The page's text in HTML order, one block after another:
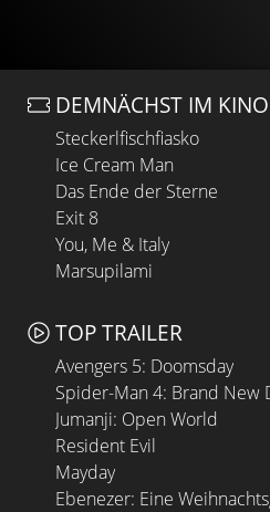
DEMNÄCHST IM KINO
Steckerlfischfiasko
Ice Cream Man
Das Ende der Sterne
Exit 8
You, Me & Italy
Marsupilami
TOP TRAILER
Avengers 5: Doomsday
Spider-Man 4: Brand New
Jumanji: Open World
Resident Evil
Mayday
Ebenezer: Eine